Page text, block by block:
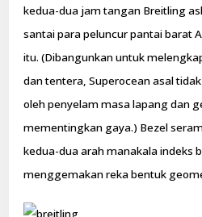
kedua-dua jam tangan Breitling
santai para peluncur pantai barat
itu. (Dibangunkan untuk
dan tentera, Superocean asal
oleh penyelam masa lapang dan
mementingkan gaya.) Bezel
kedua-dua arah manakala indeks
menggemakan reka bentuk